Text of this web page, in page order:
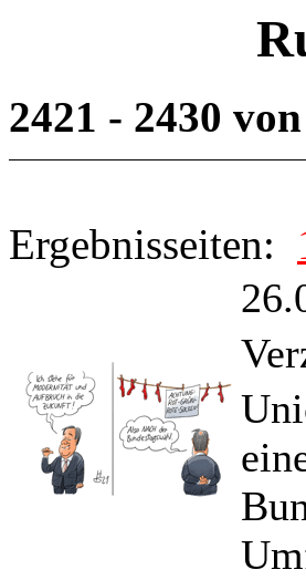
2421 - 2430
Ergebnisseiten: